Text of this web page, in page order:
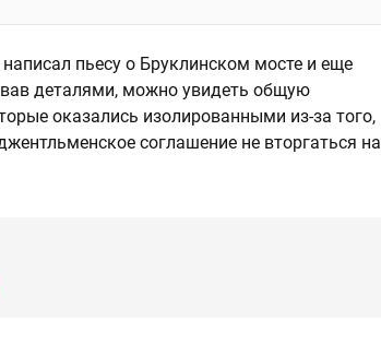
пьесу о Бруклинском мосте и еще
деталями, можно увидеть общую
оказались изолированными из-за того,
соглашение не вторгаться на